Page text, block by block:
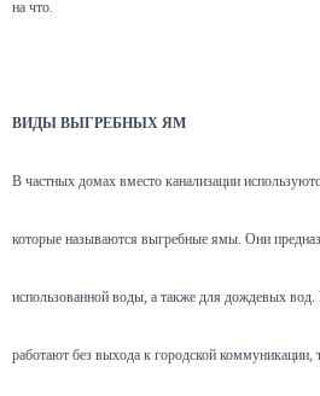
на что.
ВИДЫ ВЫГРЕБНЫХ ЯМ
В частных домах вместо канализации
которые называются выгребные ямы. Они
использованной воды, а также для дождевых вод.
работают без выхода к городской коммуникации,